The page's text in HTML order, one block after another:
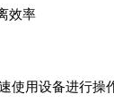
效率
使用设备进行操